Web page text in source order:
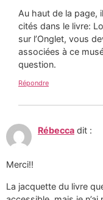
Au haut de la page,
cités dans le livre:
sur l’Onglet, vous
associées à ce
question.
Répondre
Rébecca dit :
Merci!!
La jacquette du livre